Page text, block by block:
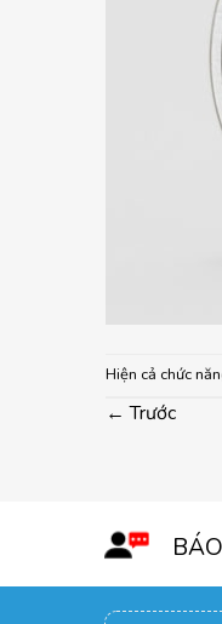
Hiện cả chức
← Trước